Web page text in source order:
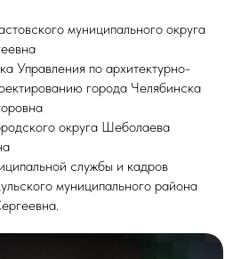
муниципального округа
Управления по архитектурно-
города Челябинска
округа Шеболаева
службы и кадров
муниципального района